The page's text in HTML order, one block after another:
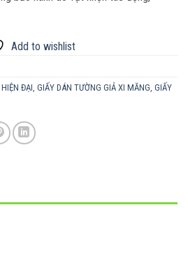
Add to wishlist
ĐẠI, GIẤY DÁN TƯỜNG GIẢ XI MĂNG, GIẤY